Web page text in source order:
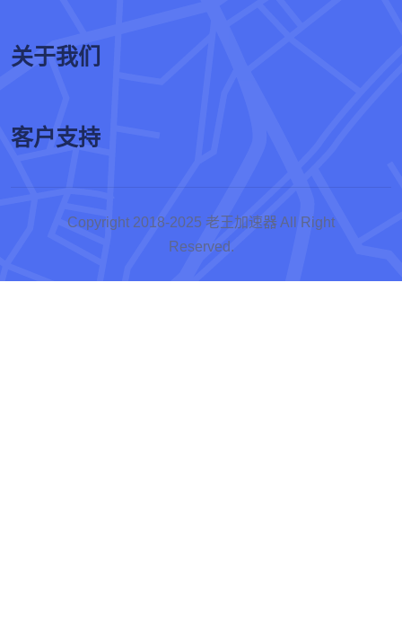
关于我们
客户支持
Copyright 2018-2025 老王加速器 All Right
Reserved.